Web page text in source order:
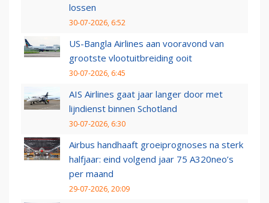
lossen
30-07-2026, 6:52
US-Bangla Airlines aan vooravond van
grootste vlootuitbreiding ooit
30-07-2026, 6:45
AIS Airlines gaat jaar langer door met
lijndienst binnen Schotland
30-07-2026, 6:30
Airbus handhaaft groeiprognoses na sterk
halfjaar: eind volgend jaar 75 A320neo’s
per maand
29-07-2026, 20:09